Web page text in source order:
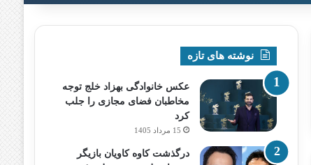
برای
نوشته های تازه
عکس خانوادگی بهزاد خلج توجه
مخاطبان فضای مجازی را جلب
کرد
15 مرداد 1405
درگذشت کاوه کاویان بازیگر